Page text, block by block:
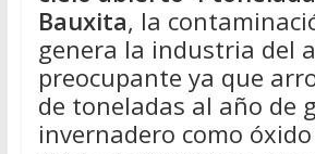
Bauxita, la
genera la industria del
preocupante ya que
de toneladas al año de
invernadero como